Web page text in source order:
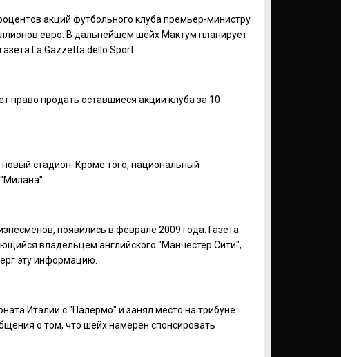
акций футбольного клуба премьер-министру
евро. В дальнейшем шейх Мактум планирует
La Gazzetta dello Sport.
право продать оставшиеся акции клуба за 10
стадион. Кроме того, национальный
появились в феврале 2009 года. Газета
владельцем английского "Манчестер Сити",
эту информацию.
Италии с "Палермо" и занял место на трибуне
о том, что шейх намерен спонсировать